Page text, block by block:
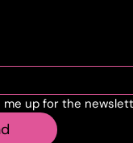
STEVE HACKETT -
ROARING WAVES
me up for the